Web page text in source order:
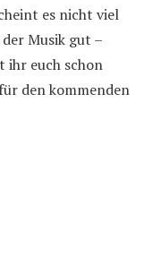
es nicht viel
Musik gut –
ihr euch schon
den kommenden